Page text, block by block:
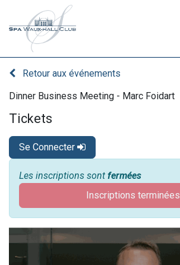
Retour aux événements
Dinner Business Meeting - Marc Foidart
Tickets
Se Connecter
Les inscriptions sont fermées
Inscriptions terminées